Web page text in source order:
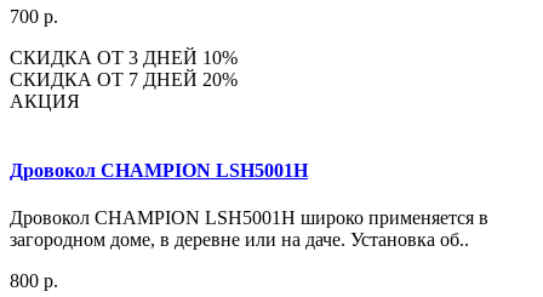
700 р.
СКИДКА ОТ 3 ДНЕЙ 10%
СКИДКА ОТ 7 ДНЕЙ 20%
АКЦИЯ
Дровокол CHAMPION LSH5001H
Дровокол CHAMPION LSH5001H широко применяется в
загородном доме, в деревне или на даче. Установка об..
800 р.